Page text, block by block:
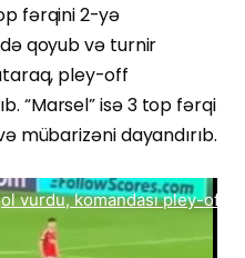
fərqini 2-yə
qoyub və turnir
pley-off
“Marsel” isə 3 top fərqi
mübarizəni dayandırıb.